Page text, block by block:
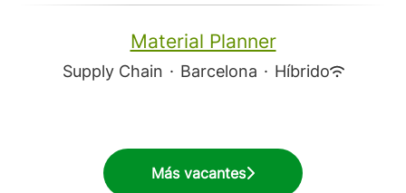
Material Planner
Supply Chain · Barcelona · Híbrido
Más vacantes